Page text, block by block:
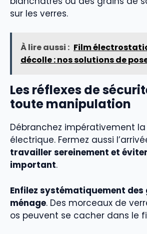
sur les verres.
À lire aussi : Film
décolle : nos solutions de
Les réflexes de
toute manipulation
Débranchez impérativement la
électrique. Fermez aussi
travailler sereinement et
important.
Enfilez systématiquement des
ménage. Des morceaux de
os peuvent se cacher dans le